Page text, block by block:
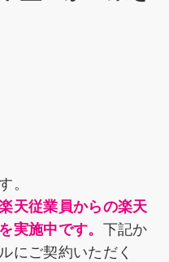
。
天従業員からの楽天
実施中です。 下記か
にご契約いただく